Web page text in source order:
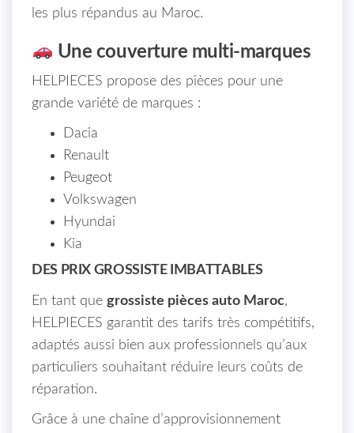
les plus répandus au Maroc.
Une couverture multi-marques
HELPIECES propose des pièces pour une
grande variété de marques :
Dacia
Renault
Peugeot
Volkswagen
Hyundai
Kia
DES PRIX GROSSISTE IMBATTABLES
En tant que grossiste pièces auto Maroc,
HELPIECES garantit des tarifs très compétitifs,
adaptés aussi bien aux professionnels qu’aux
particuliers souhaitant réduire leurs coûts de
réparation.
Grâce à une chaîne d’approvisionnement